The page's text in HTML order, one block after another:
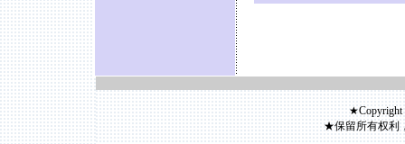
★Copyright
★保留所有权利